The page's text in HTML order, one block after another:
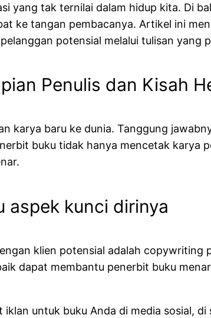
yang tak ternilai dalam hidup kita. Di
ke tangan pembacanya. Artikel ini
potensial melalui tulisan yang
Penulis dan Kisah
karya baru ke dunia. Tanggung
buku tidak hanya mencetak karya
aspek kunci dirinya
klien potensial adalah copywriting
dapat membantu penerbit buku
untuk buku Anda di media sosial,